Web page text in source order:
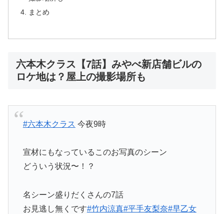
まとめ
六本木クラス【7話】みやべ新店舗ビルの
ロケ地は？屋上の撮影場所も
#六本木クラス 今夜9時
宣材にもなっているこのお写真のシーン
どういう状況〜！？
名シーン盛りだくさんの7話
お見逃し無くです#竹内涼真#平手友梨奈#早乙女